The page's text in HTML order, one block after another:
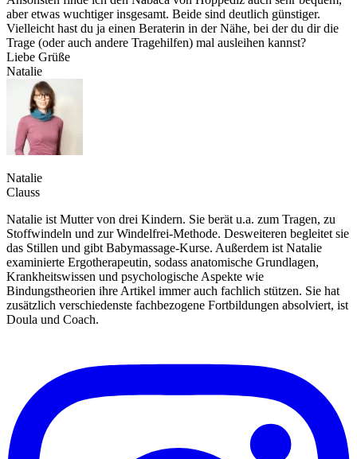
aber etwas wuchtiger insgesamt. Beide sind deutlich günstiger.
Vielleicht hast du ja einen Beraterin in der Nähe, bei der du dir die
Trage (oder auch andere Tragehilfen) mal ausleihen kannst?
Liebe Grüße
Natalie
Natalie
Clauss
Natalie ist Mutter von drei Kindern. Sie berät u.a. zum Tragen, zu
Stoffwindeln und zur Windelfrei-Methode. Desweiteren begleitet sie
das Stillen und gibt Babymassage-Kurse. Außerdem ist Natalie
examinierte Ergotherapeutin, sodass anatomische Grundlagen,
Krankheitswissen und psychologische Aspekte wie
Bindungstheorien ihre Artikel immer auch fachlich stützen. Sie hat
zusätzlich verschiedenste fachbezogene Fortbildungen absolviert, ist
Doula und Coach.